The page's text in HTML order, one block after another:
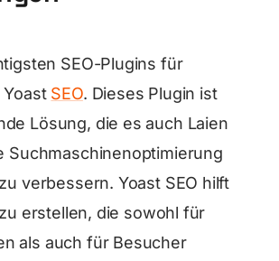
SEO-Plugins für
SEO. Dieses Plugin ist
Lösung, die es auch Laien
Suchmaschinenoptimierung
verbessern. Yoast SEO hilft
erstellen, die sowohl für
als auch für Besucher